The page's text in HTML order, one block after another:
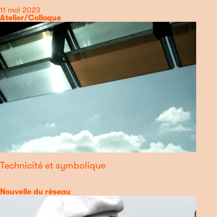
Date
11 mai 2023
Catégorie
Atelier/Colloque
Technicité et symbolique
Catégorie
Nouvelle du réseau